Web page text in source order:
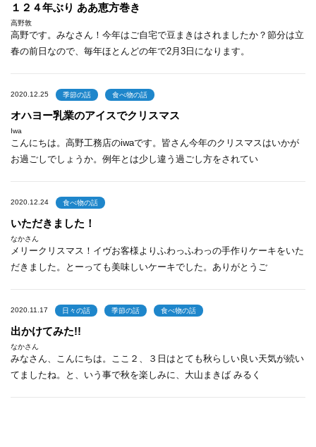
１２４年ぶり ああ恵方巻き
高野敦
高野です。みなさん！今年はご自宅で豆まきはされましたか？節分は立
春の前日なので、毎年ほとんどの年で2月3日になります。
2020.12.25 季節の話 食べ物の話
オハヨー乳業のアイスでクリスマス
Iwa
こんにちは。高野工務店のiwaです。皆さん今年のクリスマスはいかが
お過ごしでしょうか。例年とは少し違う過ごし方をされてい
2020.12.24 食べ物の話
いただきました！
なかさん
メリークリスマス！イヴお客様よりふわっふわっの手作りケーキをいた
だきました。とーっても美味しいケーキでした。ありがとうご
2020.11.17 日々の話 季節の話 食べ物の話
出かけてみた!!
なかさん
みなさん、こんにちは。ここ２、３日はとても秋らしい良い天気が続い
てましたね。と、いう事で秋を楽しみに、大山まきば みるく